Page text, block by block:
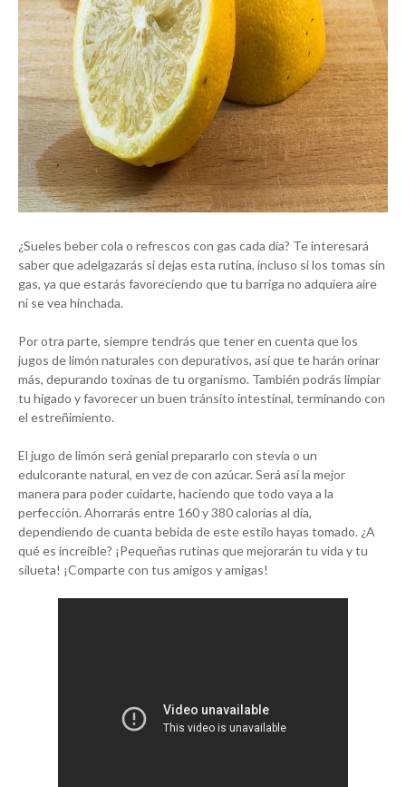
¿Sueles beber cola o refrescos con gas cada día? Te interesará
saber que adelgazarás si dejas esta rutina, incluso si los tomas sin
gas, ya que estarás favoreciendo que tu barriga no adquiera aire
ni se vea hinchada.
Por otra parte, siempre tendrás que tener en cuenta que los
jugos de limón naturales con depurativos, así que te harán orinar
más, depurando toxinas de tu organismo. También podrás limpiar
tu hígado y favorecer un buen tránsito intestinal, terminando con
el estreñimiento.
El jugo de limón será genial prepararlo con stevia o un
edulcorante natural, en vez de con azúcar. Será así la mejor
manera para poder cuidarte, haciendo que todo vaya a la
perfección. Ahorrarás entre 160 y 380 calorías al día,
dependiendo de cuanta bebida de este estilo hayas tomado. ¿A
qué es increíble? ¡Pequeñas rutinas que mejorarán tu vida y tu
silueta! ¡Comparte con tus amigos y amigas!